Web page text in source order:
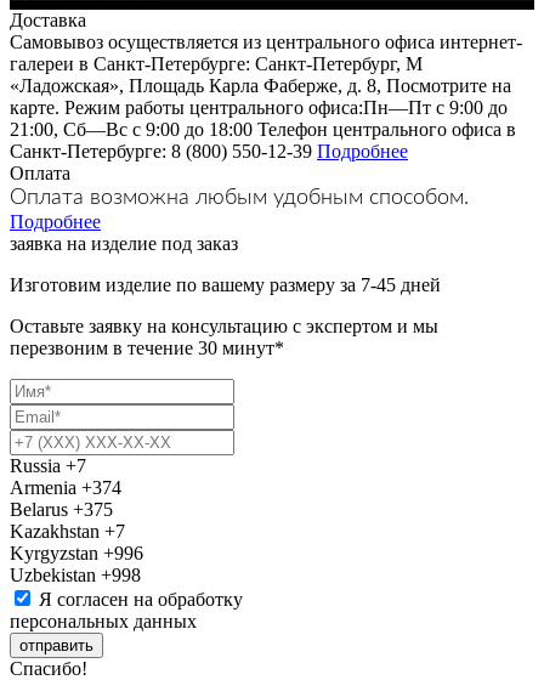
Доставка
Самовывоз осуществляется из центрального офиса интернет-
галереи в Санкт-Петербурге: Санкт-Петербург, М
«Ладожская», Площадь Карла Фаберже, д. 8, Посмотрите на
карте. Режим работы центрального офиса:Пн—Пт с 9:00 до
21:00, Сб—Вс с 9:00 до 18:00 Телефон центрального офиса в
Санкт-Петербурге: 8 (800) 550-12-39 Подробнее
Оплата
Оплата возможна любым удобным способом.
Подробнее
заявка на изделие под заказ
Изготовим изделие по вашему размеру за 7-45 дней
Оставьте заявку на консультацию с экспертом и мы
перезвоним в течение 30 минут*
Russia +7
Armenia +374
Belarus +375
Kazakhstan +7
Kyrgyzstan +996
Uzbekistan +998
Я согласен на обработку
персональных данных
отправить
Спасибо!